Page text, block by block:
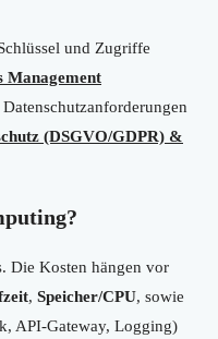
und Zugriffe
Management
(DSGVO/GDPR) &
Die Kosten hängen vor
, Speicher/CPU, sowie
API-Gateway, Logging)